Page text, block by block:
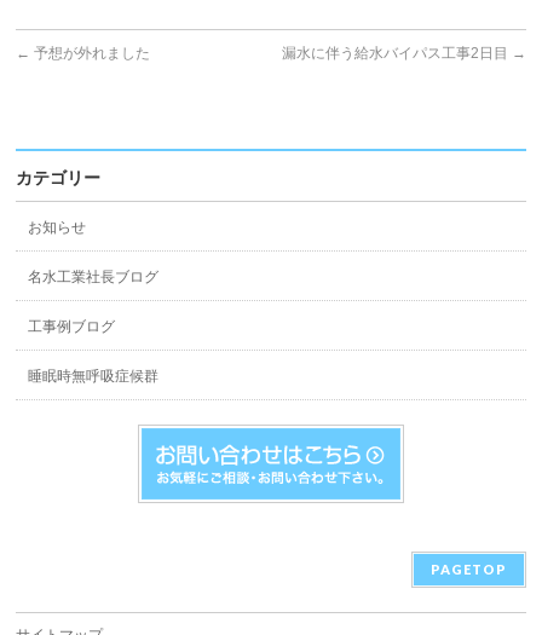
← 予想が外れました 漏水に伴う給水バイパス工事2日目 →
カテゴリー
お知らせ
名水工業社長ブログ
工事例ブログ
睡眠時無呼吸症候群
PAGETOP